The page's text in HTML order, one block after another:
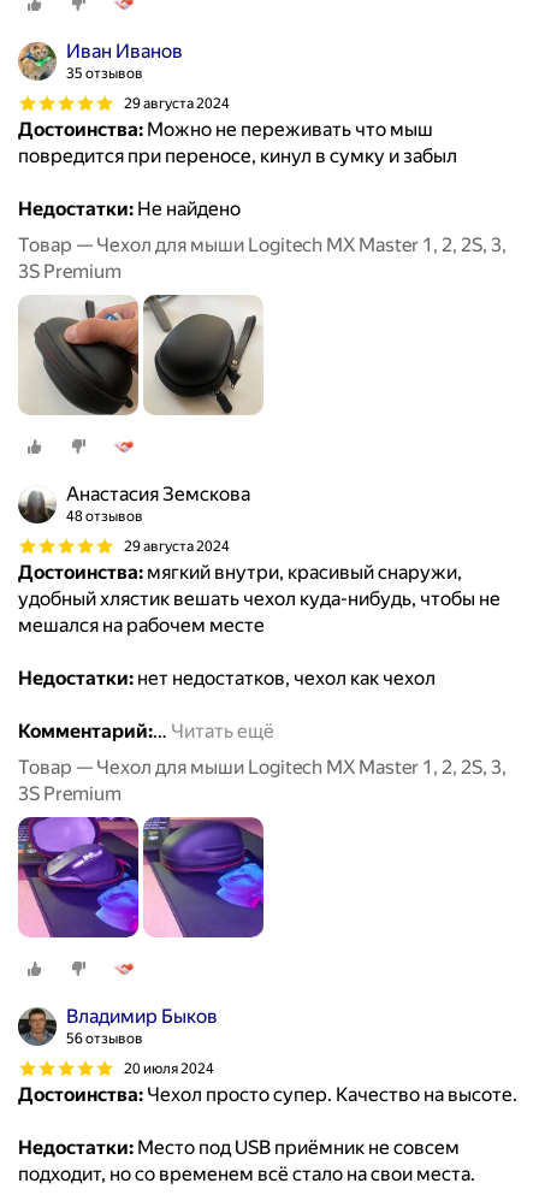
Иван Иванов
35 отзывов
29 августа 2024
Достоинства: Можно не переживать что мыш
повредится при переносе, кинул в сумку и забыл
Недостатки: Не найдено
Товар — Чехол для мыши Logitech MX Master 1, 2, 2S, 3,
3S Premium
Анастасия Земскова
48 отзывов
29 августа 2024
Достоинства: мягкий внутри, красивый снаружи,
удобный хлястик вешать чехол куда-нибудь, чтобы не
мешался на рабочем месте
Недостатки: нет недостатков, чехол как чехол
Комментарий:… Читать ещё
Товар — Чехол для мыши Logitech MX Master 1, 2, 2S, 3,
3S Premium
Владимир Быков
56 отзывов
20 июля 2024
Достоинства: Чехол просто супер. Качество на высоте.
Недостатки: Место под USB приёмник не совсем
подходит, но со временем всё стало на свои места.